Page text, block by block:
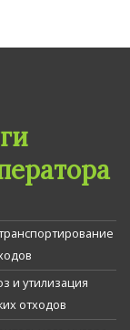
и утилизация
отходов